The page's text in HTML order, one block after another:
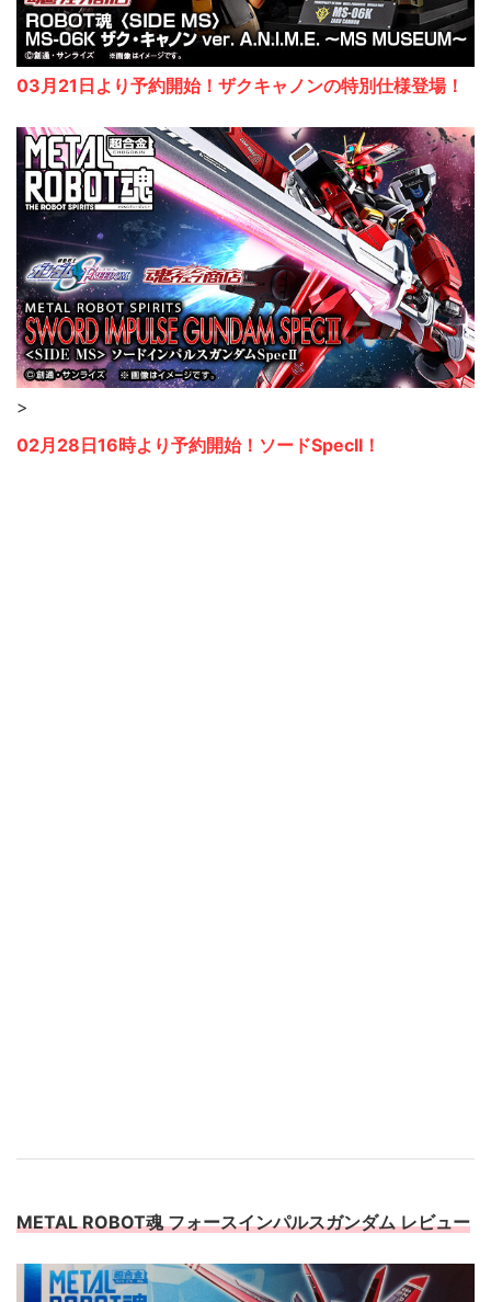
03月21日より予約開始！ザクキャノンの特別仕様登場！
>
02月28日16時より予約開始！ソードSpecII！
METAL ROBOT魂 フォースインパルスガンダム レビュー